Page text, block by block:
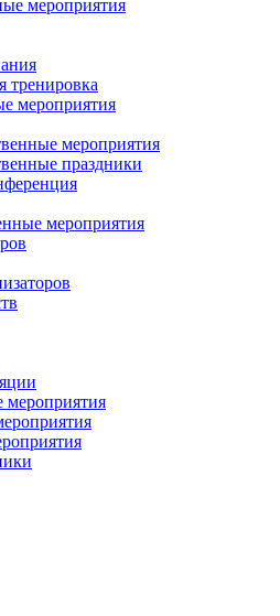
мероприятия
тренировка
мероприятия
мероприятия
праздники
мероприятия
мероприятия